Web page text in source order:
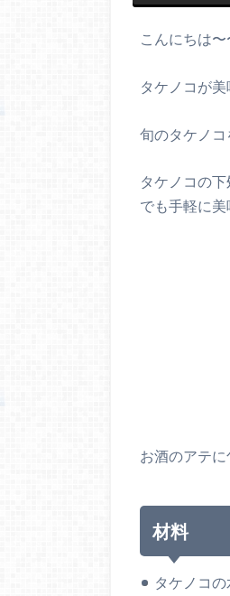
こんにちは〜
タケノコが
旬のタケノコ
タケノコの
でも手軽に美
お酒のアテ
材料
タケノコ